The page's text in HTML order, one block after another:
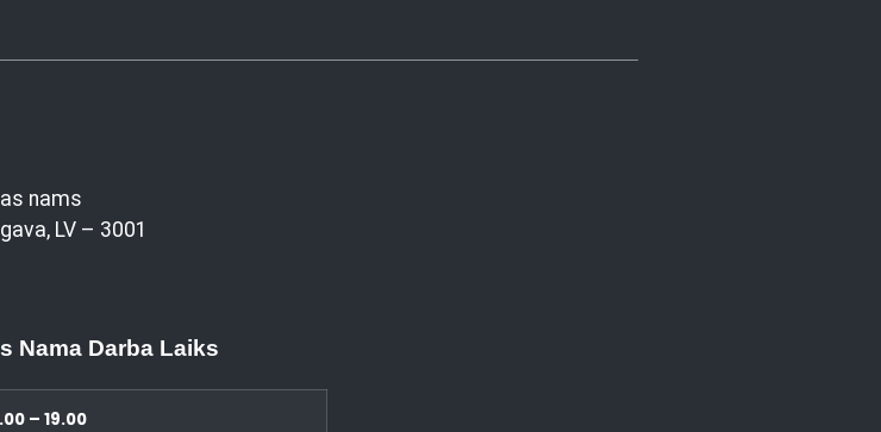
nams
LV – 3001
Nama Darba Laiks
– 19.00